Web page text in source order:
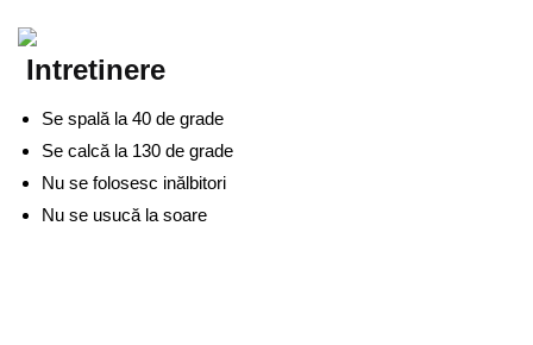
Intretinere
Se spală la 40 de grade
Se calcă la 130 de grade
Nu se folosesc inălbitori
Nu se usucă la soare